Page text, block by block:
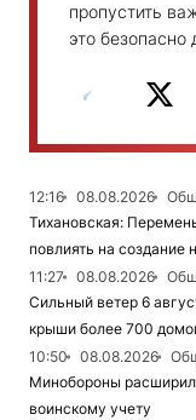
пропустить
это безопасно
12:16 08.08.2026
Тихановская:
повлиять на создание
11:27
08.08.2026
Сильный ветер 6
крыши более 700
10:50
08.08.2026
Минобороны
воинскому учету